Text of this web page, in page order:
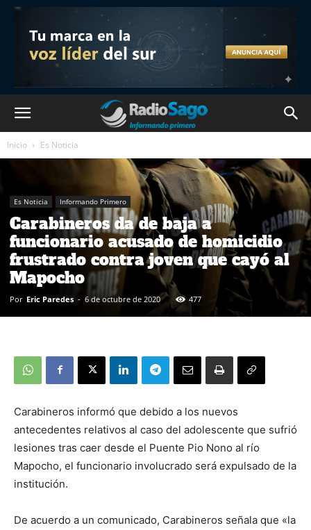
Inicio Es Noticia
Es Noticia Informando Primero
Carabineros da de baja a
funcionario acusado de homicidio
frustrado contra joven que cayó al
Mapocho
Por Eric Paredes - 6 de octubre de 2020 477
Carabineros informó que debido a los nuevos
antecedentes relativos al caso del adolescente que sufrió
lesiones tras caer desde el Puente Pio Nono al río
Mapocho, el funcionario involucrado será expulsado de la
institución.
De acuerdo a un comunicado, Carabineros señala que «la